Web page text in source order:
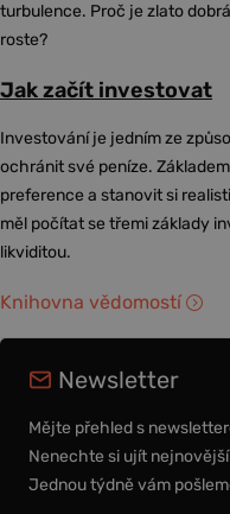
turbulence. Proč je zlato
roste?
Jak začít investovat
Investování je jedním ze
ochránit své peníze.
preference a stanovit si
měl počítat se třemi základy
likviditou.
Knihovna vědomostí
Newsletter
Mějte přehled s
Nenechte si ujít
Jednou týdně vám